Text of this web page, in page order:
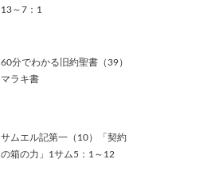
13～7：1
60分でわかる旧約聖書（39）
マラキ書
サムエル記第一（10）「契約
の箱の力」1サム5：1～12